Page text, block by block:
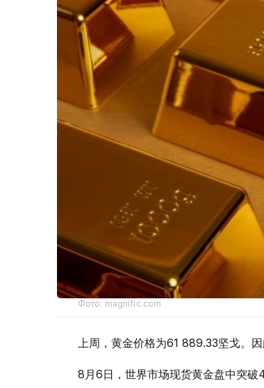
Фото: magnific.com
上周，黄金价格为61 889.33坚戈。
8月6日，世界市场现货黄金盘中突破